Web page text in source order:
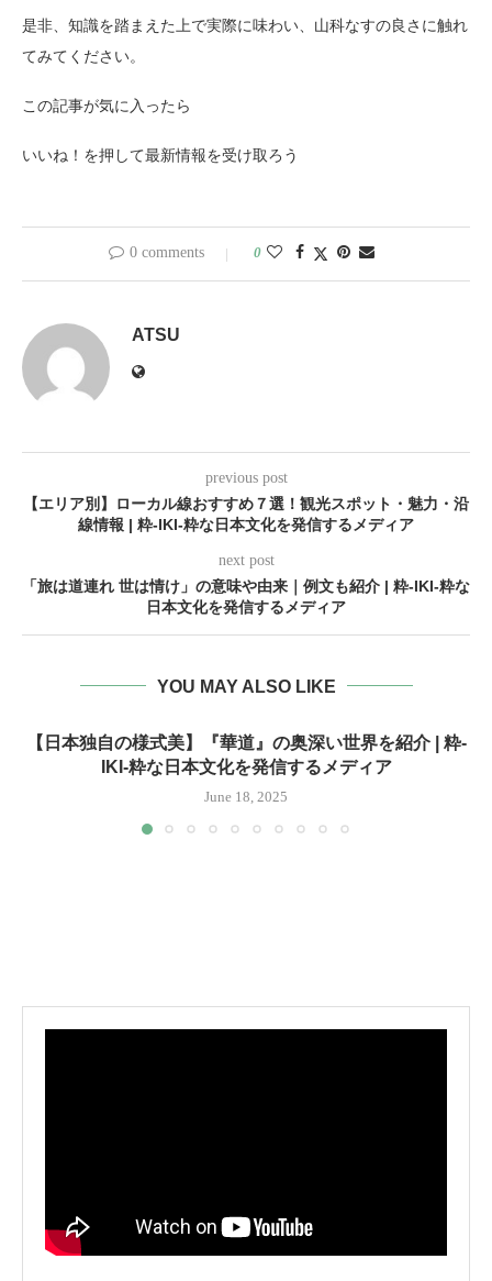
是非、知識を踏まえた上で実際に味わい、山科なすの良さに触れ
てみてください。
この記事が気に入ったら
いいね！を押して最新情報を受け取ろう
0 comments 0
ATSU
previous post
【エリア別】ローカル線おすすめ７選！観光スポット・魅力・沿
線情報 | 粋-IKI-粋な日本文化を発信するメディア
next post
「旅は道連れ 世は情け」の意味や由来｜例文も紹介 | 粋-IKI-粋な
日本文化を発信するメディア
YOU MAY ALSO LIKE
【日本独自の様式美】『華道』の奥深い世界を紹介 | 粋-
IKI-粋な日本文化を発信するメディア
June 18, 2025